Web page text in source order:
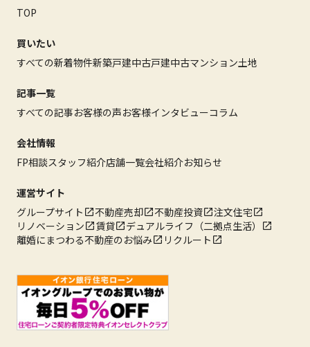
TOP
買いたい
すべての新着物件新築戸建中古戸建中古マンション土地
記事一覧
すべての記事お客様の声お客様インタビューコラム
会社情報
FP相談スタッフ紹介店舗一覧会社紹介お知らせ
運営サイト
グループサイト
不動産売却 不動産投資
注文住宅
リノベーション
賃貸
デュアルライフ（二拠点生活）
離婚にまつわる不動産のお悩み
リクルート